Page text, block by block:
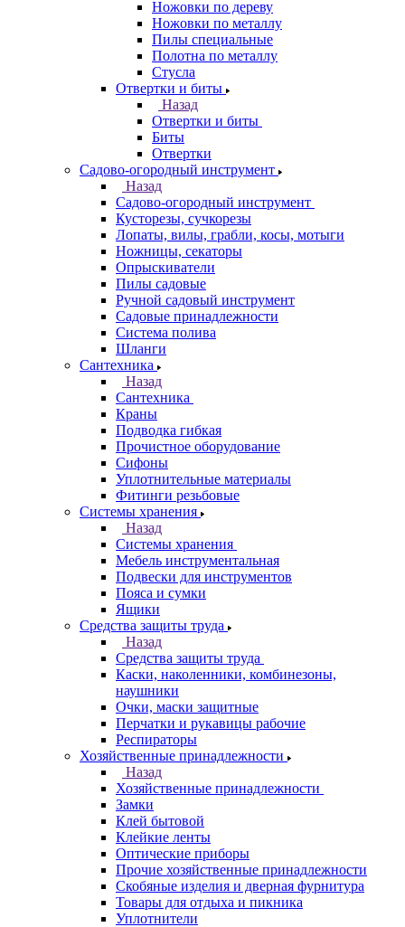
Ножовки по дереву
Ножовки по металлу
Пилы специальные
Полотна по металлу
Стусла
Отвертки и биты
Назад
Отвертки и биты
Биты
Отвертки
Садово-огородный инструмент
Назад
Садово-огородный инструмент
Кусторезы, сучкорезы
Лопаты, вилы, грабли, косы, мотыги
Ножницы, секаторы
Опрыскиватели
Пилы садовые
Ручной садовый инструмент
Садовые принадлежности
Система полива
Шланги
Сантехника
Назад
Сантехника
Краны
Подводка гибкая
Прочистное оборудование
Сифоны
Уплотнительные материалы
Фитинги резьбовые
Системы хранения
Назад
Системы хранения
Мебель инструментальная
Подвески для инструментов
Пояса и сумки
Ящики
Средства защиты труда
Назад
Средства защиты труда
Каски, наколенники, комбинезоны,
наушники
Очки, маски защитные
Перчатки и рукавицы рабочие
Респираторы
Хозяйственные принадлежности
Назад
Хозяйственные принадлежности
Замки
Клей бытовой
Клейкие ленты
Оптические приборы
Прочие хозяйственные принадлежности
Скобяные изделия и дверная фурнитура
Товары для отдыха и пикника
Уплотнители